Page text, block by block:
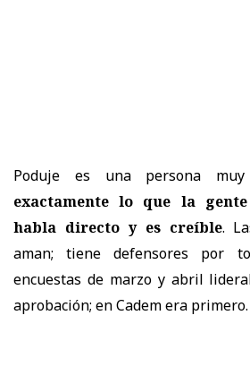
Poduje es una persona muy
exactamente lo que la
habla directo y es creíble.
aman; tiene defensores por
encuestas de marzo y abril
aprobación; en Cadem era primero.